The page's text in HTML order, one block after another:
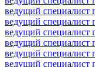
ведущий специалист
ведущий специалист
ведущий
ведущий
ведущий специалист
ведущий специалист